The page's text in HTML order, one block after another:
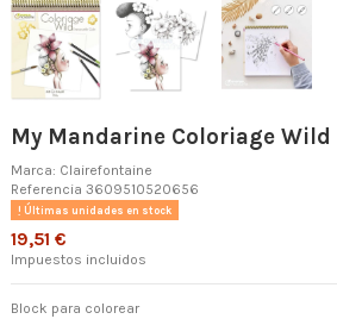
My Mandarine Coloriage Wild
Marca: Clairefontaine
Referencia 3609510520656
Últimas unidades en stock
19,51 €
Impuestos incluidos
Block para colorear